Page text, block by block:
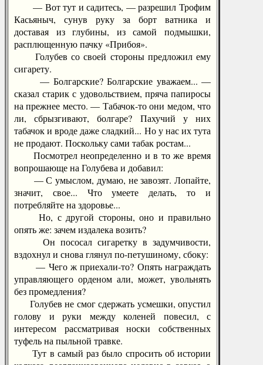
— Вот тут и садитесь, — разрешил Трофим
Касьяныч, сунув руку за борт ватника и
доставая из глубины, из самой подмышки,
расплющенную пачку «Прибоя».
Голубев со своей стороны предложил ему
сигарету.
— Болгарские? Болгарские уважаем... —
сказал старик с удовольствием, пряча папиросы
на прежнее место. — Табачок-то они медом, что
ли, сбрызгивают, болгаре? Пахучий у них
табачок и вроде даже сладкий... Но у нас их тута
не продают. Поскольку сами табак ростам...
Посмотрел неопределенно и в то же время
вопрошающе на Голубева и добавил:
— С умыслом, думаю, не завозят. Лопайте,
значит, свое... Что умеете делать, то и
потребляйте на здоровье...
Но, с другой стороны, оно и правильно
опять же: зачем издалека возить?
Он пососал сигаретку в задумчивости,
вздохнул и снова глянул по-петушиному, сбоку:
— Чего ж приехали-то? Опять награждать
управляющего орденом али, может, увольнять
без промедления?
Голубев не смог сдержать усмешки, опустил
голову и руки между коленей повесил, с
интересом рассматривая носки собственных
туфель на пыльной травке.
Тут в самый раз было спросить об истории